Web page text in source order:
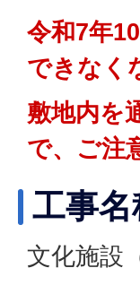
令和7年
できなく
敷地内を
で、ご注
工事名
文化施設